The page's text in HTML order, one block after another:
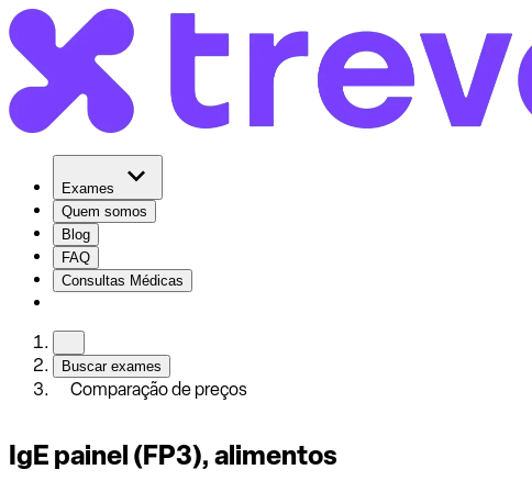
Exames
Quem somos
Blog
FAQ
Consultas Médicas
Buscar exames
Comparação de preços
IgE painel (FP3), alimentos